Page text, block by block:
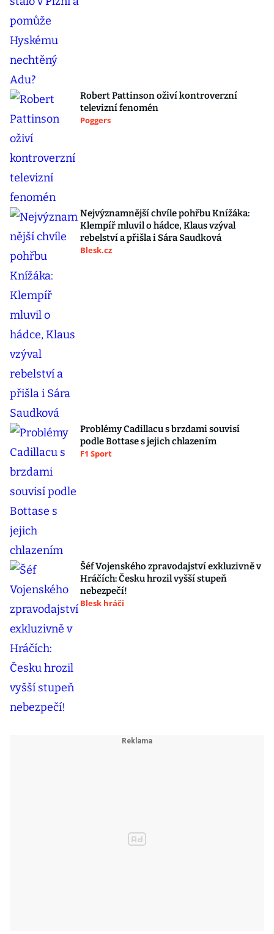
Robert Pattinson oživí kontroverzní
televizní fenomén
Poggers
Nejvýznamnější chvíle pohřbu Knížáka:
Klempíř mluvil o hádce, Klaus vzýval
rebelství a přišla i Sára Saudková
Blesk.cz
Problémy Cadillacu s brzdami souvisí
podle Bottase s jejich chlazením
F1 Sport
Šéf Vojenského zpravodajství exkluzivně v
Hráčích: Česku hrozil vyšší stupeň
nebezpečí!
Blesk hráči